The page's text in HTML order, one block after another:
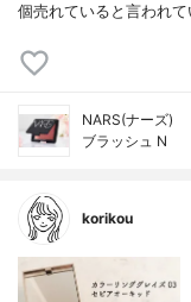
個売れていると言われ
NARS(ナーズ)
ブラッシュ N
korikou